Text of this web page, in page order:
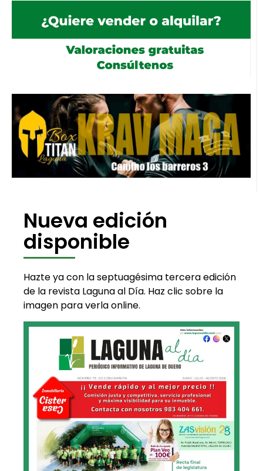
Nueva edición
disponible
Hazte ya con la septuagésima tercera edición
de la revista Laguna al Día. Haz clic sobre la
imagen para verla online.